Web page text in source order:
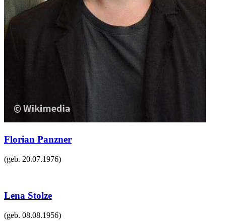
Florian Panzner
(geb. 20.07.1976)
Lena Stolze
(geb. 08.08.1956)